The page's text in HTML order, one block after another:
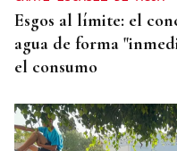
Esgos al límite: el
agua de forma
el consumo